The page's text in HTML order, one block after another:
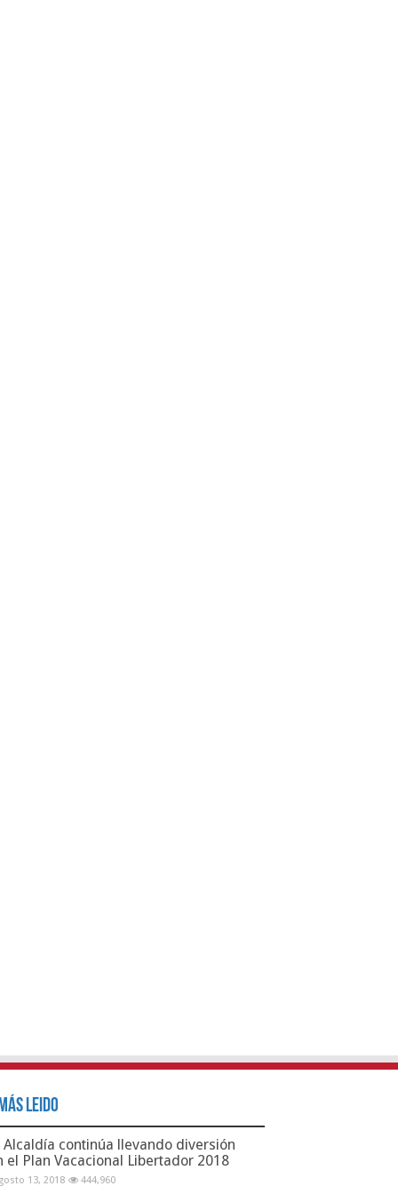
Leido
Alcaldía continúa llevando diversión
el Plan Vacacional Libertador 2018
13, 2018 444,960